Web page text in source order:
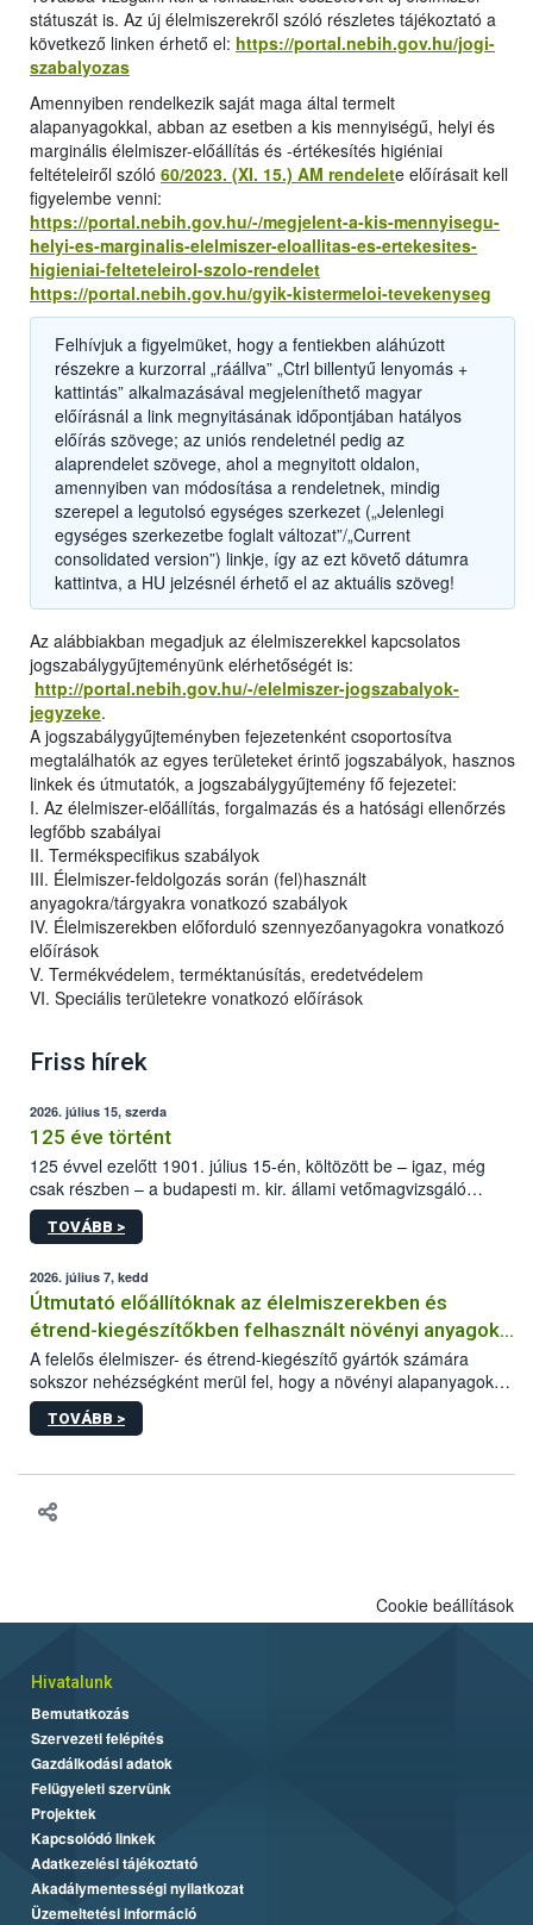
státuszát is. Az új élelmiszerekről szóló részletes tájékoztató a
következő linken érhető el: https://portal.nebih.gov.hu/jogi-
szabalyozas
Amennyiben rendelkezik saját maga által termelt
alapanyagokkal, abban az esetben a kis mennyiségű, helyi és
marginális élelmiszer-előállítás és -értékesítés higiéniai
feltételeiről szóló 60/2023. (XI. 15.) AM rendelete előírásait kell
figyelembe venni:
https://portal.nebih.gov.hu/-/megjelent-a-kis-mennyisegu-
helyi-es-marginalis-elelmiszer-eloallitas-es-ertekesites-
higieniai-felteteleirol-szolo-rendelet
https://portal.nebih.gov.hu/gyik-kistermeloi-tevekenyseg
Felhívjuk a figyelmüket, hogy a fentiekben aláhúzott
részekre a kurzorral „ráállva” „Ctrl billentyű lenyomás +
kattintás” alkalmazásával megjeleníthető magyar
előírásnál a link megnyitásának időpontjában hatályos
előírás szövege; az uniós rendeletnél pedig az
alaprendelet szövege, ahol a megnyitott oldalon,
amennyiben van módosítása a rendeletnek, mindig
szerepel a legutolsó egységes szerkezet („Jelenlegi
egységes szerkezetbe foglalt változat”/„Current
consolidated version”) linkje, így az ezt követő dátumra
kattintva, a HU jelzésnél érhető el az aktuális szöveg!
Az alábbiakban megadjuk az élelmiszerekkel kapcsolatos
jogszabálygyűjteményünk elérhetőségét is:
http://portal.nebih.gov.hu/-/elelmiszer-jogszabalyok-
jegyzeke.
A jogszabálygyűjteményben fejezetenként csoportosítva
megtalálhatók az egyes területeket érintő jogszabályok, hasznos
linkek és útmutatók, a jogszabálygyűjtemény fő fejezetei:
I. Az élelmiszer-előállítás, forgalmazás és a hatósági ellenőrzés
legfőbb szabályai
II. Termékspecifikus szabályok
III. Élelmiszer-feldolgozás során (fel)használt
anyagokra/tárgyakra vonatkozó szabályok
IV. Élelmiszerekben előforduló szennyezőanyagokra vonatkozó
előírások
V. Termékvédelem, terméktanúsítás, eredetvédelem
VI. Speciális területekre vonatkozó előírások
Friss hírek
2026. július 15, szerda
125 éve történt
125 évvel ezelőtt 1901. július 15-én, költözött be – igaz, még
csak részben – a budapesti m. kir. állami vetőmagvizsgáló
állomás a Kis Rókus utca 15. szám alatti, Czigler Győző által
tervezett új épületébe.
TOVÁBB >
2026. július 7, kedd
Útmutató előállítóknak az élelmiszerekben és
étrend-kiegészítőkben felhasznált növényi anyagok,
növényi kivonatok élelmiszer-biztonsági
kockázatértékeléséhez szükséges adatbázisokról
A felelős élelmiszer- és étrend-kiegészítő gyártók számára
sokszor nehézségként merül fel, hogy a növényi alapanyagok
és kivonatok, melyek jelenleg uniós szinten nem szabályozottak,
milyen tisztasági, minőségi és biztonsági paramétereknek
minden adatot összevetve dönteni arról, hogy egy alapanyagot
folyamatban szeretnénk segítséget nyújtani a vállalkozásnak az
TOVÁBB >
Cookie beállítások
Hivatalunk
Bemutatkozás
Szervezeti felépítés
Gazdálkodási adatok
Felügyeleti szervünk
Projektek
Kapcsolódó linkek
Adatkezelési tájékoztató
Akadálymentességi nyilatkozat
Üzemeltetési információ